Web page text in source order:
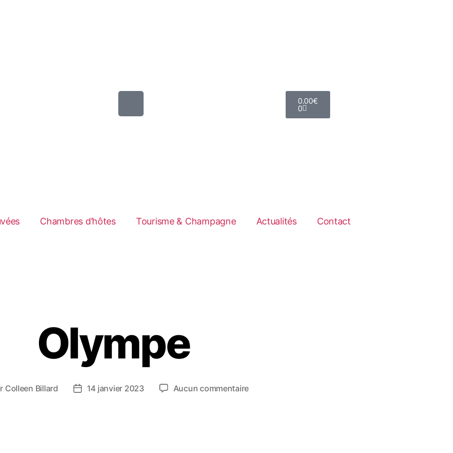
0.00€
0
Chambres d’hôtes Tourisme & Champagne Actualités Contact
Olympe
Colleen Billard 14 janvier 2023 Aucun commentaire